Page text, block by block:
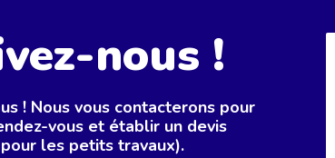
nous !
! Nous vous contacterons pour
vous et établir un devis
les petits travaux).